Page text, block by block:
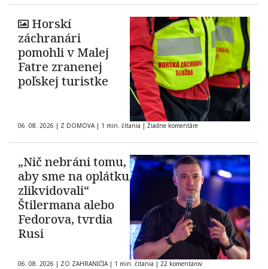
Horskí
záchranári
pomohli v Malej
Fatre zranenej
poľskej turistke
06. 08. 2026 | Z DOMOVA | 1 min. čítania | Žiadne komentáre
„Nič nebráni tomu,
aby sme na oplátku
zlikvidovali“
Štilermana alebo
Fedorova, tvrdia
Rusi
06. 08. 2026 | ZO ZAHRANIČIA | 1 min. čítania | 22 komentárov